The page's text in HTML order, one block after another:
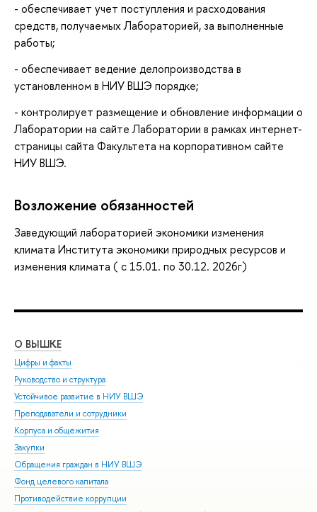
- обеспечивает учет поступления и расходования
средств, получаемых Лабораторией, за выполненные
работы;
- обеспечивает ведение делопроизводства в
установленном в НИУ ВШЭ порядке;
- контролирует размещение и обновление информации о
Лаборатории на сайте Лаборатории в рамках интернет-
страницы сайта Факультета на корпоративном сайте
НИУ ВШЭ.
Возложение обязанностей
Заведующий лабораторией экономики изменения
климата Института экономики природных ресурсов и
изменения климата ( с 15.01. по 30.12. 2026г)
О ВЫШКЕ
Цифры и факты
Руководство и структура
Устойчивое развитие в НИУ ВШЭ
Преподаватели и сотрудники
Корпуса и общежития
Закупки
Обращения граждан в НИУ ВШЭ
Фонд целевого капитала
Противодействие коррупции